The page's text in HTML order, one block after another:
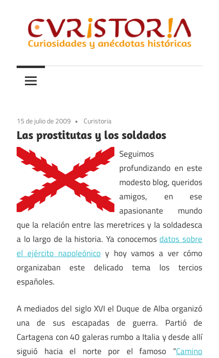
contenido
Curistoria
y
anécdotas
historia
15 de julio de 2009 Curistoria
Las prostitutas y los soldados
Seguimos
profundizando en este
modesto blog, queridos
amigos, en ese
apasionante mundo
que la relación entre las meretrices y la soldadesca
a lo largo de la historia. Ya conocemosdatos sobre
el ejército napoleónicoy hoy vamos a ver cómo
organizaban este delicado tema los tercios
españoles.
A mediados del siglo XVI el Duque de Alba organizó
una de sus escapadas de guerra. Partió de
Cartagena con 40 galeras rumbo a Italia y desde allí
siguió hacia el norte por el famoso “Camino